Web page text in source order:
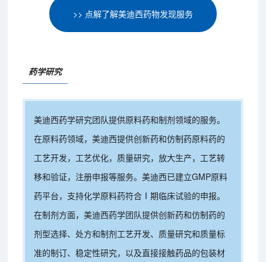
>> 点解了解美迪西药物发现服务
药学研究
美迪西药学研究团队提供原料药和制剂领域的服务。
在原料药领域，美迪西提供创新药和仿制药原料药的
工艺开发，工艺优化，质量研究，放大生产，工艺转
移和验证，注册申报等服务。美迪西已建立GMP原料
药平台，支持化学原料药符合Ⅰ期临床试验的申报。
在制剂方面，美迪西药学团队提供创新药和仿制药的
剂型选择、处方和制剂工艺开发、质量研究和质量标
准的制订、稳定性研究，以及直接接触药品的包装材